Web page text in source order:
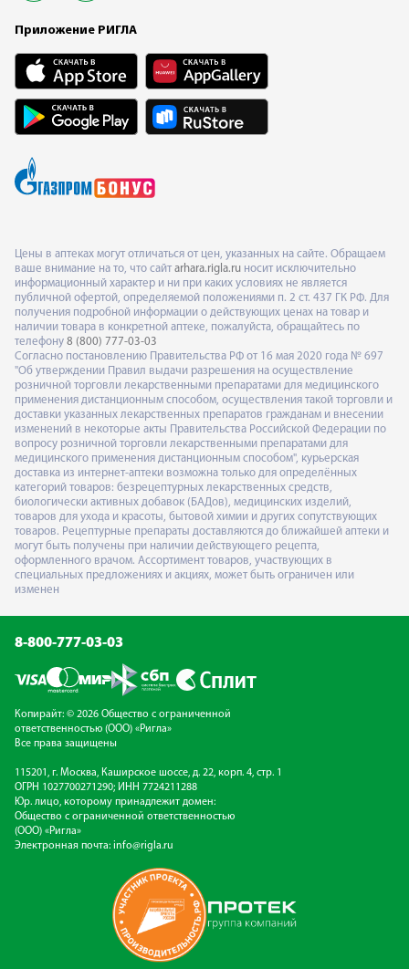
Приложение РИГЛА
Цены в аптеках могут отличаться от цен, указанных на сайте. Обращаем
ваше внимание на то, что сайт arhara.rigla.ru носит исключительно
информационный характер и ни при каких условиях не является
публичной офертой, определяемой положениями п. 2 ст. 437 ГК РФ. Для
получения подробной информации о действующих ценах на товар и
наличии товара в конкретной аптеке, пожалуйста, обращайтесь по
телефону 8 (800) 777-03-03
Согласно постановлению Правительства РФ от 16 мая 2020 года № 697
"Об утверждении Правил выдачи разрешения на осуществление
розничной торговли лекарственными препаратами для медицинского
применения дистанционным способом, осуществления такой торговли и
доставки указанных лекарственных препаратов гражданам и внесении
изменений в некоторые акты Правительства Российской Федерации по
вопросу розничной торговли лекарственными препаратами для
медицинского применения дистанционным способом", курьерская
доставка из интернет-аптеки возможна только для определённых
категорий товаров: безрецептурных лекарственных средств,
биологически активных добавок (БАДов), медицинских изделий,
товаров для ухода и красоты, бытовой химии и других сопутствующих
товаров. Рецептурные препараты доставляются до ближайшей аптеки и
могут быть получены при наличии действующего рецепта,
оформленного врачом. Ассортимент товаров, участвующих в
специальных предложениях и акциях, может быть ограничен или
изменен
8-800-777-03-03
Копирайт: © 2026 Общество с ограниченной
ответственностью (ООО) «Ригла»
Все права защищены
115201, г. Москва, Каширское шоссе, д. 22, корп. 4, стр. 1
ОГРН 1027700271290; ИНН 7724211288
Юр. лицо, которому принадлежит домен:
Общество с ограниченной ответственностью
(ООО) «Ригла»
Электронная почта: info@rigla.ru